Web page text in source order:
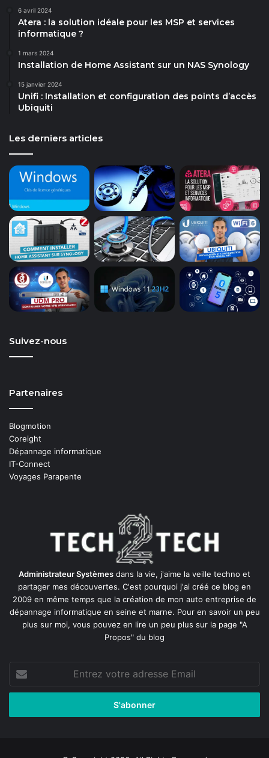
6 avril 2024
Atera : la solution idéale pour les MSP et services
informatique ?
1 mars 2024
Installation de Home Assistant sur un NAS Synology
15 janvier 2024
Unifi : Installation et configuration des points d’accès
Ubiquiti
Les derniers articles
Suivez-nous
Partenaires
Blogmotion
Coreight
Dépannage informatique
IT-Connect
Voyages Parapente
Administrateur Systèmes dans la vie, j'aime la veille techno et
partager mes découvertes. C'est pourquoi j'ai créé ce blog en
2009 en même temps que la création de mon auto entreprise de
dépannage informatique en seine et marne. Pour en savoir un peu
plus sur moi, vous pouvez en lire un peu plus sur la page "A
Propos" du blog
votre
adresse